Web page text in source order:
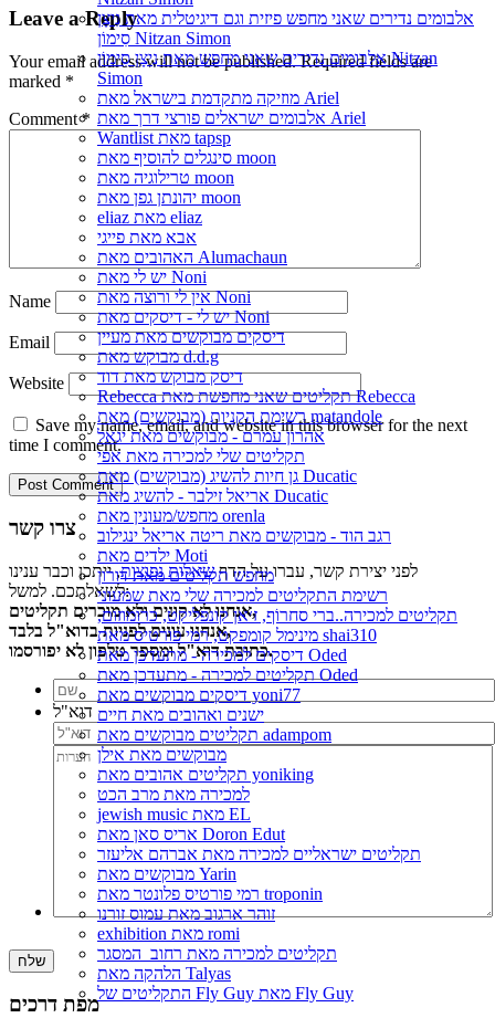
אלבומים נדירים שאני מחפש פיזית וגם דיגיטלית מאת נִיצָן
סִימוֹן Nitzan Simon
אלבומים נדירים שאני מחפש מאת נִיצָן סִימוֹן Nitzan
Simon
מוזיקה מתקדמת בישראל מאת Ariel
אלבומים ישראלים פורצי דרך מאת Ariel
Wantlist מאת tapsp
סינגלים להוסיף מאת moon
טרילוגיה מאת moon
יהונתן גפן מאת moon
eliaz מאת eliaz
אבא מאת פייגי
האהובים מאת Alumachaun
יש לי מאת Noni
אין לי ורוצה מאת Noni
יש לי - דיסקים מאת Noni
דיסקים מבוקשים מאת מעיין
מבוקש מאת d.d.g
דיסק מבוקש מאת דוד
Rebecca תקליטים שאני מחפשת מאת Rebecca
רשימת הקניות (מבוקשים) מאת matandole
אהרון עמרם - מבוקשים מאת יגאל
תקליטים שלי למכירה מאת אפי
גן חיות להשיג (מבוקשים) מאת Ducatic
אריאל זילבר - להשיג מאת Ducatic
מחפש/מעונין מאת orenla
רגב הוד - מבוקשים מאת ריטה אריאל ינגילוב
ילדים מאת Moti
מחפש תקליטים מאת דורון
רשימת התקליטים למכירה שלי מאת שמעוני
תקליטים למכירה..ברי סחרוֹף, ז׳אן קונפליקט, כרומוזום,
מינימל קומפקט, רמי פורטיס מאת shai310
דיסקים למכירה - מתעדכן מאת Oded
תקליטים למכירה - מתעדכן מאת Oded
דיסקים מבוקשים מאת yoni77
ישנים ואהובים מאת חיים
תקליטים מבוקשים מאת adampom
מבוקשים מאת אילן
תקליטים אהובים מאת yoniking
למכירה מאת מרב הכט
jewish music מאת EL
אריס סאן מאת Doron Edut
תקליטים ישראליים למכירה מאת אברהם אליעזר
מבוקשים מאת Yarin
רמי פורטיס פלונטר מאת troponin
זוהר ארגוב מאת עמוס זורנו
exhibition מאת romi
תקליטים למכירה מאת רחוב_המסגר
הלהקה מאת Talyas
התקליטים של Fly Guy מאת Fly Guy
Leave a Reply
Your email address will not be published. Required fields are
marked *
Comment*
Name
Email
Website
Save my name, email, and website in this browser for the next
time I comment.
צרו קשר
לפני יצירת קשר, עברו על הדףשאלות נפוצות, ייתכן וכבר ענינו
לשאלתכם. למשל:
אנחנו לא קונים ולא מוכרים תקליטים,
אנחנו עונים לפניות בדוא"ל בלבד,
כתובת דוא"ל ומספר טלפון לא יפורסמו.
דוא"ל
מפת דרכים